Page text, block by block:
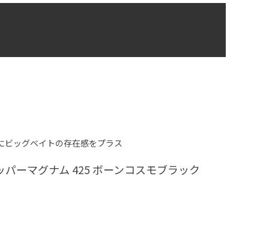
ビッグベイトの存在感をプラス
パーマグナム 425 ボーンコスモブラック